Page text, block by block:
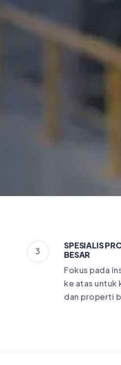
3
SPESIALIS
BESAR
Fokus pada
ke atas untuk
dan properti